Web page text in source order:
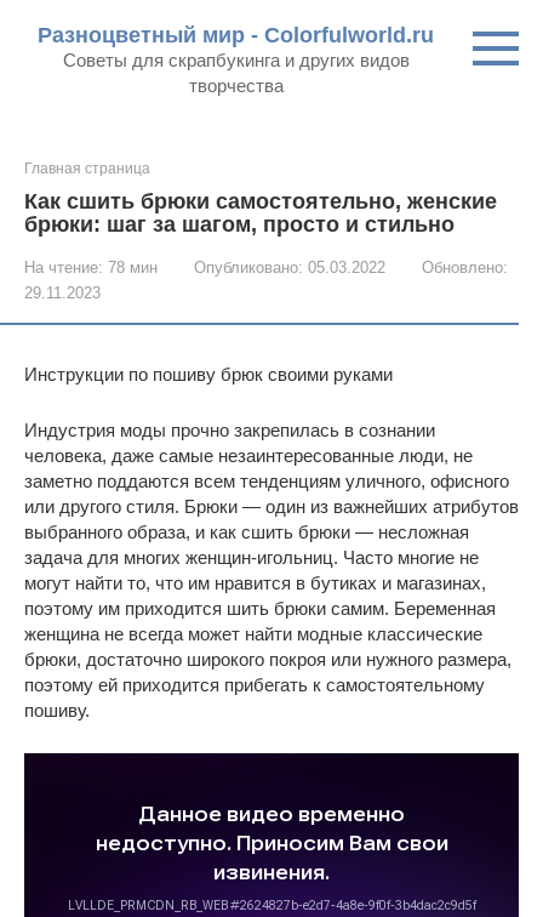
контенту
Разноцветный мир - Colorfulworld.ru
Советы для скрапбукинга и других видов
творчества
Главная страница
Как сшить брюки самостоятельно, женские
брюки: шаг за шагом, просто и стильно
На чтение: 78 мин Опубликовано: 05.03.2022
Обновлено:
29.11.2023
Инструкции по пошиву брюк своими руками
Индустрия моды прочно закрепилась в сознании
человека, даже самые незаинтересованные люди, не
заметно поддаются всем тенденциям уличного, офисного
или другого стиля. Брюки — один из важнейших атрибутов
выбранного образа, и как сшить брюки — несложная
задача для многих женщин-игольниц. Часто многие не
могут найти то, что им нравится в бутиках и магазинах,
поэтому им приходится шить брюки самим. Беременная
женщина не всегда может найти модные классические
брюки, достаточно широкого покроя или нужного размера,
поэтому ей приходится прибегать к самостоятельному
пошиву.